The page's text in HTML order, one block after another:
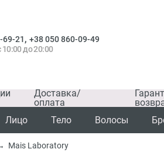
69-21, +38 050 860-09-49
до 20:00
Доставка/
оплата
Лицо
Тело Волосы
Mais Laboratory